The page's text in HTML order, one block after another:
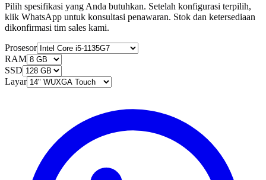
Pilih spesifikasi yang Anda butuhkan. Setelah konfigurasi terpilih,
klik WhatsApp untuk konsultasi penawaran. Stok dan ketersediaan
dikonfirmasi tim sales kami.
Prosesor
RAM
SSD
Layar